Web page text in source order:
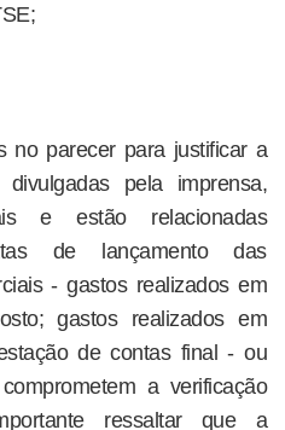
no parecer para justificar a
divulgadas pela imprensa,
e estão relacionadas
de lançamento das
- gastos realizados em
gastos realizados em
de contas final - ou
a verificação
ressaltar que a